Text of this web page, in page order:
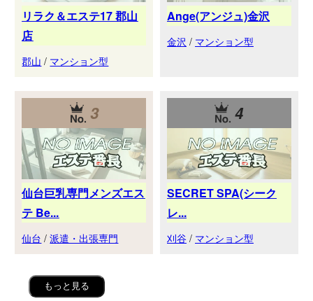
リラク＆エステ17 郡山
店
郡山 / マンション型
Ange(アンジュ)金沢
金沢 / マンション型
3
仙台巨乳専門メンズエス
テ Be...
仙台 /派遣・出張専門
4
SECRET SPA(シーク
レ...
刈谷 / マンション型
もっと見る